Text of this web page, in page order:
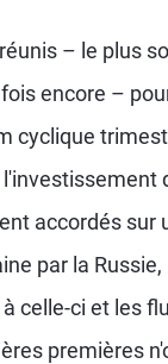
– le plus
encore –
cyclique
accordés sur
par la
celle-ci et les
premières